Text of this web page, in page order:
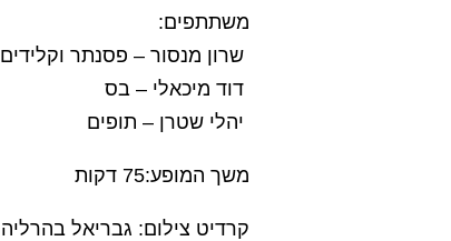
משתתפים:
שרון מנסור – פסנתר וקלידים
דוד מיכאלי – בס
יהלי שטרן – תופים
משך המופע:75 דקות
קרדיט צילום: גבריאל בהרליה